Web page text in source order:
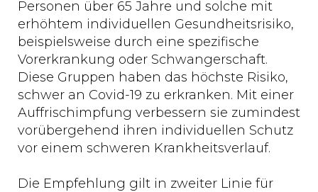
Personen über 65 Jahre und solche mit
erhöhtem individuellen Gesundheitsrisiko,
beispielsweise durch eine spezifische
Vorerkrankung oder Schwangerschaft.
Diese Gruppen haben das höchste Risiko,
schwer an Covid-19 zu erkranken. Mit einer
Auffrischimpfung verbessern sie zumindest
vorübergehend ihren individuellen Schutz
vor einem schweren Krankheitsverlauf.
Die Empfehlung gilt in zweiter Linie für